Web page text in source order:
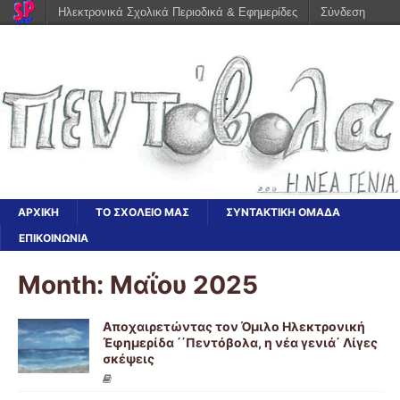
ΑΡΧΙΚΗ ΤΟ ΣΧΟΛΕΙΟ ΜΑΣ
ΣΥΝΤΑΚΤΙΚΗ ΟΜΑΔΑ
ΕΠΙΚΟΙΝΩΝΙΑ
Month: Μαΐου 2025
Αποχαιρετώντας τον Όμιλο Ηλεκτρονική
Έφημερίδα ΄΄Πεντόβολα, η νέα γενιά΄ Λίγες
σκέψεις
Ηλεκτρονικά Σχολικά Περιοδικά & Εφημερίδες Σύνδεση